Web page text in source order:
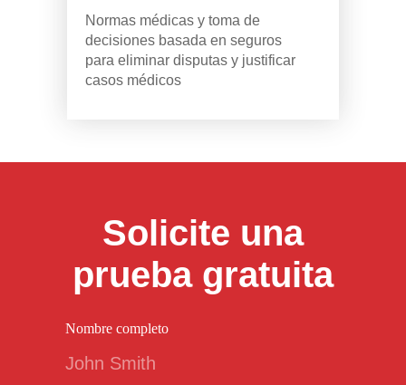
Normas médicas y toma de
decisiones basada en seguros
para eliminar disputas y justificar
casos médicos
Solicite una
prueba gratuita
Nombre completo